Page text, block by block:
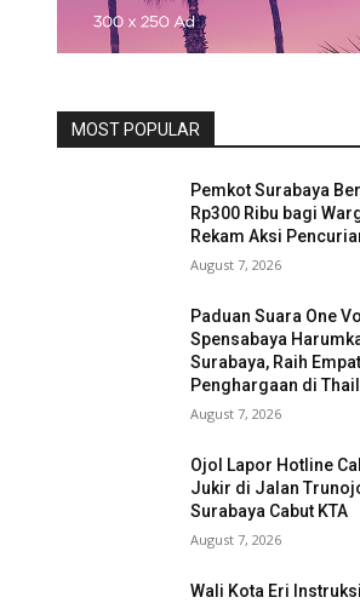
MOST POPULAR
Pemkot Surabaya
Rp300 Ribu bagi
Rekam Aksi
August 7, 2026
Paduan Suara One
Spensabaya
Surabaya, Raih Empat
Penghargaan di
August 7, 2026
Ojol Lapor Hotline
Jukir di Jalan
Surabaya Cabut KTA
August 7, 2026
Wali Kota Eri